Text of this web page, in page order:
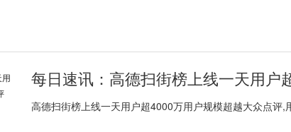
高德扫街榜上线一天用户超4000万用户规模超越大众点评,